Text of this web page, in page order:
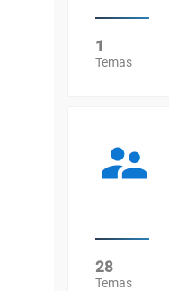
1
Temas
28
Temas